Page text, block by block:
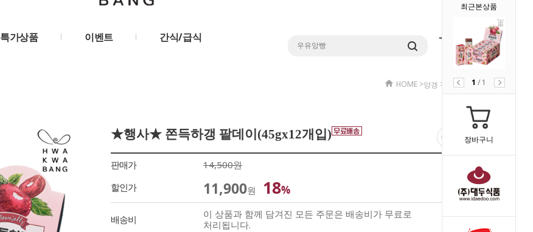
특가상품 이벤트
간식/급식
최근본상품
1/ 1
장바구니
HOME >양갱 > 양갱
★행사★ 쫀득하갱 팥데이(45gx12개입)
판매가
14,500원
할인가
11,900원 18%
배송비
이 상품과 함께 담겨진 모든 주문은 배송비가 무료로
처리됩니다.